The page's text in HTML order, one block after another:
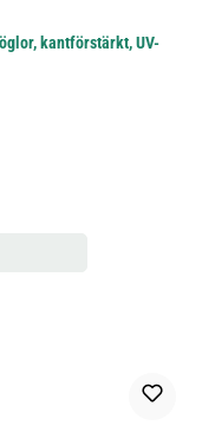
kantförstärkt, UV-